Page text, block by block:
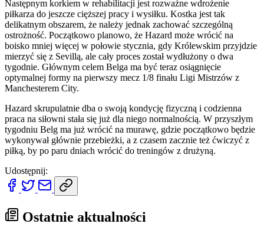
Następnym korkiem w rehabilitacji jest rozważne wdrożenie
piłkarza do jeszcze cięższej pracy i wysiłku. Kostka jest tak
delikatnym obszarem, że należy jednak zachować szczególną
ostrożność. Początkowo planowo, że Hazard może wrócić na
boisko mniej więcej w połowie stycznia, gdy Królewskim przyjdzie
mierzyć się z Sevillą, ale cały proces został wydłużony o dwa
tygodnie. Głównym celem Belga ma być teraz osiągnięcie
optymalnej formy na pierwszy mecz 1/8 finału Ligi Mistrzów z
Manchesterem City.
Hazard skrupulatnie dba o swoją kondycję fizyczną i codzienna
praca na siłowni stała się już dla niego normalnością. W przyszłym
tygodniu Belg ma już wrócić na murawę, gdzie początkowo będzie
wykonywał głównie przebieżki, a z czasem zacznie też ćwiczyć z
piłką, by po paru dniach wrócić do treningów z drużyną.
Udostępnij:
Ostatnie aktualności